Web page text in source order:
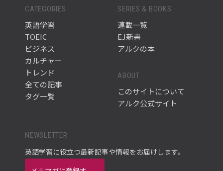
CATEGORIES
英語学習
TOEIC
ビジネス
カルチャー
トレンド
全ての記事
タグ一覧
SERIES & BOOKS
連載一覧
EJ新書
アルクの本
ABOUT
このサイトについて
アルク公式サイト
NEWSLETTER
英語学習に役立つ最新記事や情報をお届けします。